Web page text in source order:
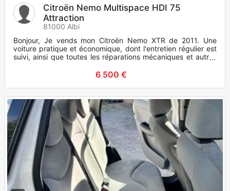
Citroën Nemo Multispace HDI 75
Attraction
81000 Albi
Bonjour, Je vends mon Citroën Nemo XTR de 2011. Une
voiture pratique et économique, dont l'entretien régulier est
suivi, ainsi que toutes les réparations mécaniques et autres
int
6 500 €